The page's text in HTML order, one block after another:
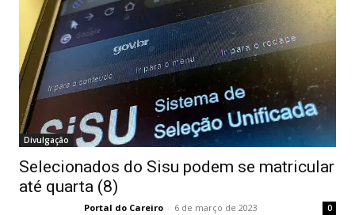
Divulgação
Selecionados do Sisu podem se matricular
até quarta (8)
Portal do Careiro - 6 de março de 2023 0